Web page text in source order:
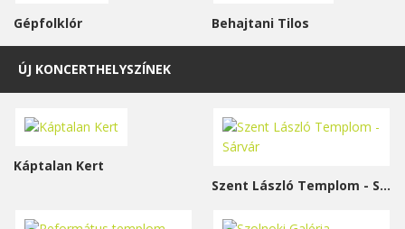
Gépfolklór Behajtani Tilos
ÚJ KONCERTHELYSZÍNEK
Káptalan Kert
Szent László Templom - Sárvár